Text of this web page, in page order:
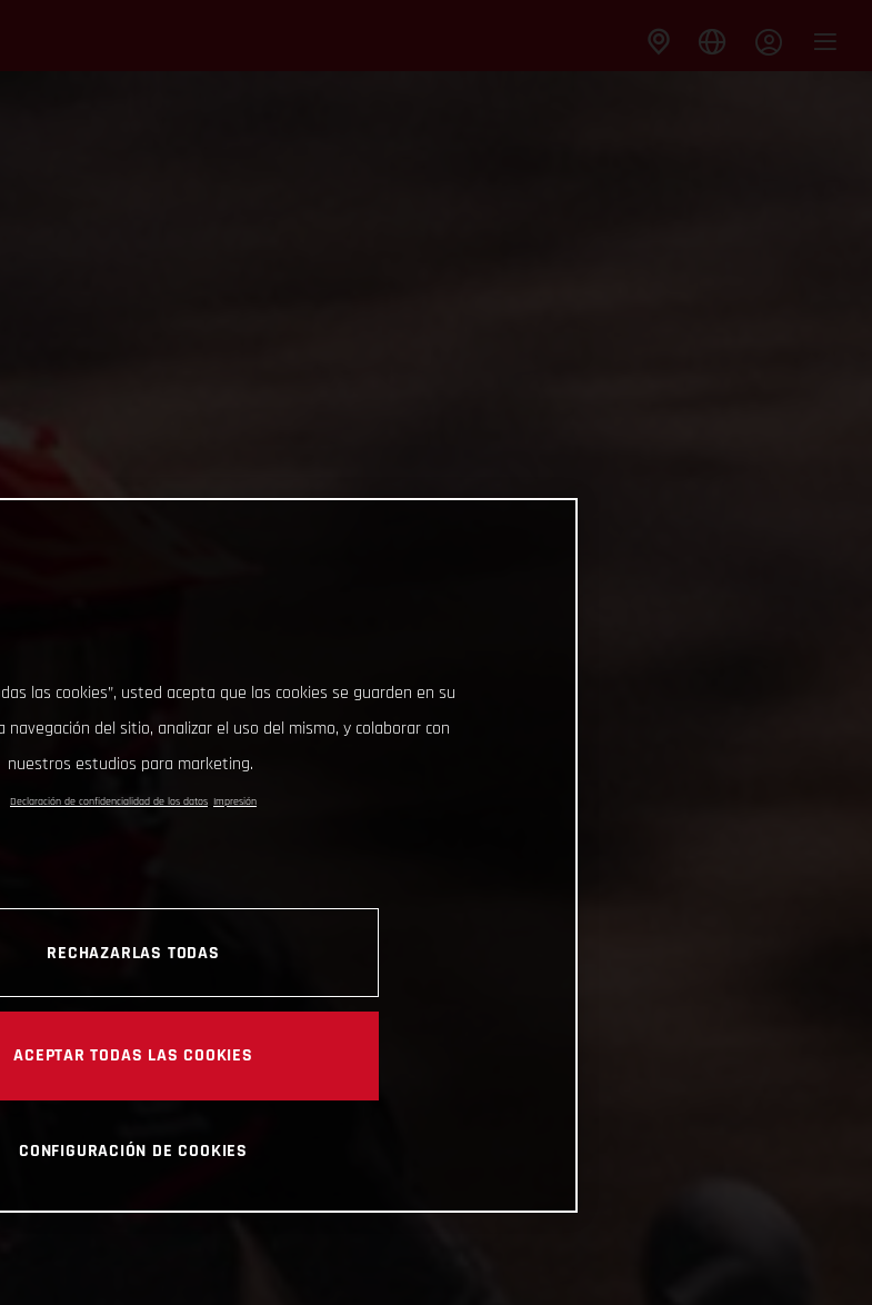
las cookies”, usted acepta que las cookies se guarden en su
del sitio, analizar el uso del mismo, y colaborar con
nuestros estudios para marketing.
Declaración de confidencialidad de los datos Impresión
RECHAZARLAS TODAS
ACEPTAR TODAS LAS COOKIES
CONFIGURACIÓN DE COOKIES